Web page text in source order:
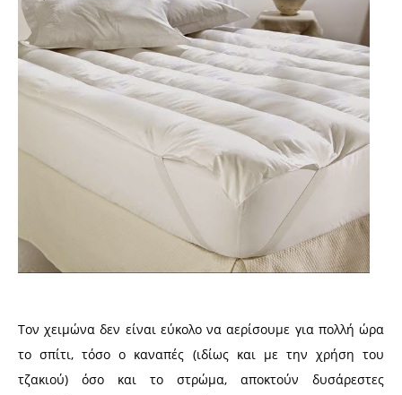
Τον χειμώνα δεν είναι εύκολο να αερίσουμε για πολλή ώρα
το σπίτι, τόσο ο καναπές (ιδίως και με την χρήση του
τζακιού) όσο και το στρώμα, αποκτούν δυσάρεστες